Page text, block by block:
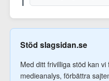
Stöd slagsidan.se
Med ditt frivilliga stöd kan
medieanalys, förbättra